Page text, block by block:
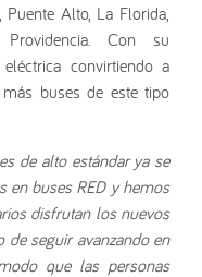
Puente Alto, La Florida,
Con su
convirtiendo a
buses de este tipo
de alto estándar ya se
en buses RED y hemos
disfrutan los nuevos
de seguir avanzando en
que las personas